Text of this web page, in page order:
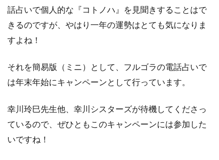
た
る
話
の
占
い
の
先
生
3.1
話占いで個人的な『コトノハ』を見聞きすることはで
きるのですが、やはり一年の運勢はとても気になりま
すよね！
それを簡易版（ミニ）として、フルゴラの電話占いで
は年末年始にキャンペーンとして行っています。
幸川玲巳先生他、幸川シスターズが待機してくださっ
ているので、ぜひともこのキャンペーンには参加した
いですね！